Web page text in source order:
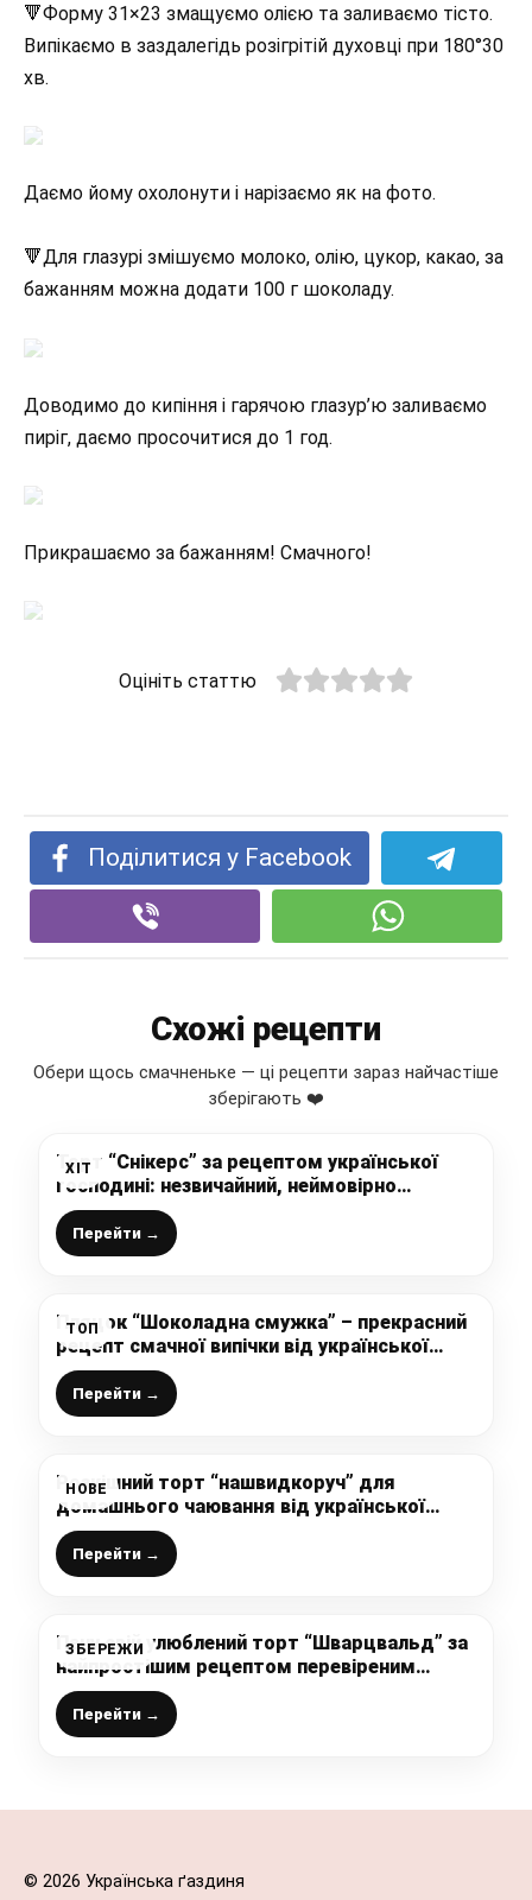
🔻Форму 31×23 змащуємо олією та заливаємо тісто.
Випікаємо в заздалегідь розігрітій духовці при 180°30
хв.
Даємо йому охолонути і нарізаємо як на фото.
🔻Для глазурі змішуємо молоко, олію, цукор, какао, за
бажанням можна додати 100 г шоколаду.
Доводимо до кипіння і гарячою глазур’ю заливаємо
пиріг, даємо просочитися до 1 год.
Прикрашаємо за бажанням! Смачного!
Оцініть статтю
Поділитися у Facebook
Схожі рецепти
Обери щось смачненьке — ці рецепти зараз найчастіше
зберігають ❤️
ХІТ
Торт “Снікерс” за рецептом української
господині: незвичайний, неймовірно
смачний і красивий тортик до чаю
Перейти →
ТОП
Пляцок “Шоколадна смужка” – прекрасний
рецепт смачної випічки від української
господині
Перейти →
НОВЕ
Розкішний торт “нашвидкоруч” для
домашнього чаювання від української
господині – дуже смачний і простий у
приготуванні
Перейти →
ЗБЕРЕЖИ
Печу свій улюблений торт “Шварцвальд” за
найпростішим рецептом перевіреним
роками! Він вийде у всіх! Любителі вишень і
шоколаду – зацінять!
Перейти →
© 2026 Українська ґаздиня